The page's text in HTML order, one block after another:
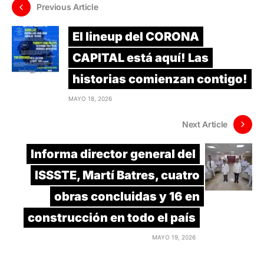
Previous Article
El lineup del CORONA
CAPITAL está aquí! Las
historias comienzan contigo!
MAYO 18, 2026
Next Article
Informa director general del
ISSSTE, Martí Batres, cuatro
obras concluidas y 16 en
construcción en todo el país
MAYO 19, 2026